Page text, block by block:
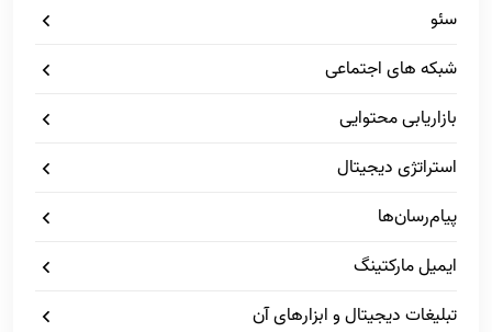
سئو
شبکه های اجتماعی
بازاریابی محتوایی
استراتژی دیجیتال
پیام‌رسان‌ها
ایمیل مارکتینگ
تبلیغات دیجیتال و ابزارهای آن